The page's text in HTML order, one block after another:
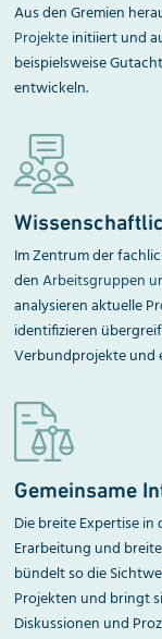
Aus den Gremien
Projekteinitiiert und
beispielsweise
entwickeln.
Im Zentrum der
denArbeitsgruppen
analysieren aktuelle
identifizieren
Verbundprojekte und
Gemeinsame
Die breite Expertise
Erarbeitung und
bündelt so die
Projekten und bringt
Diskussionen und